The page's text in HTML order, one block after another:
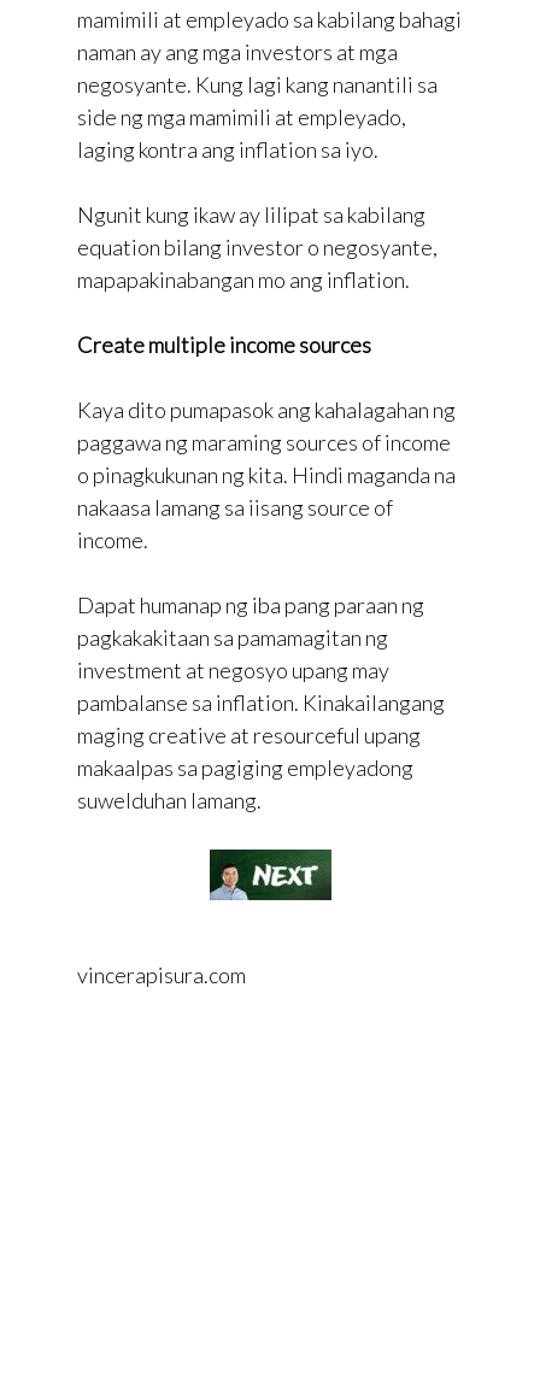
mamimili at empleyado sa kabilang bahagi
naman ay ang mga investors at mga
negosyante. Kung lagi kang nanantili sa
side ng mga mamimili at empleyado,
laging kontra ang inflation sa iyo.
Ngunit kung ikaw ay lilipat sa kabilang
equation bilang investor o negosyante,
mapapakinabangan mo ang inflation.
Create multiple income sources
Kaya dito pumapasok ang kahalagahan ng
paggawa ng maraming sources of income
o pinagkukunan ng kita. Hindi maganda na
nakaasa lamang sa iisang source of
income.
Dapat humanap ng iba pang paraan ng
pagkakakitaan sa pamamagitan ng
investment at negosyo upang may
pambalanse sa inflation. Kinakailangang
maging creative at resourceful upang
makaalpas sa pagiging empleyadong
suwelduhan lamang.
vincerapisura.com